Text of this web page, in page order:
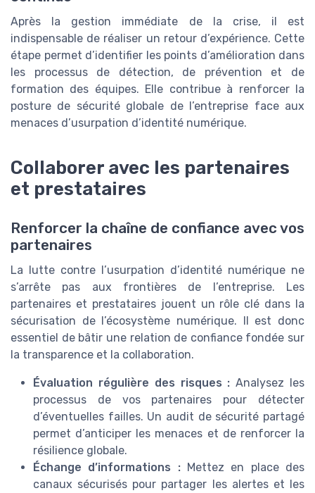
Après la gestion immédiate de la crise, il est
indispensable de réaliser un retour d’expérience. Cette
étape permet d’identifier les points d’amélioration dans
les processus de détection, de prévention et de
formation des équipes. Elle contribue à renforcer la
posture de sécurité globale de l’entreprise face aux
menaces d’usurpation d’identité numérique.
Collaborer avec les partenaires
et prestataires
Renforcer la chaîne de confiance avec vos
partenaires
La lutte contre l’usurpation d’identité numérique ne
s’arrête pas aux frontières de l’entreprise. Les
partenaires et prestataires jouent un rôle clé dans la
sécurisation de l’écosystème numérique. Il est donc
essentiel de bâtir une relation de confiance fondée sur
la transparence et la collaboration.
Évaluation régulière des risques : Analysez les
processus de vos partenaires pour détecter
d’éventuelles failles. Un audit de sécurité partagé
permet d’anticiper les menaces et de renforcer la
résilience globale.
Échange d’informations :Mettez en place des
canaux sécurisés pour partager les alertes et les